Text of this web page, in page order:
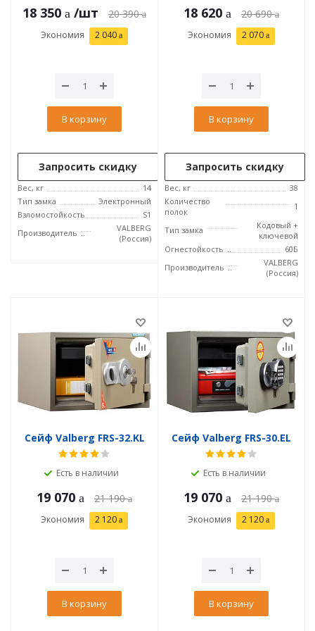
18 350 /шт 20 390
Экономия 2 040
В корзину
Запросить скидку
Вес, кг
14
Тип замка
Электронный
Взломостойкость
S1
Производитель
VALBERG
(Россия)
18 620 20 690
Экономия 2 070
В корзину
Запросить скидку
Вес, кг
38
Количество
полок
1
Тип замка
Кодовый +
ключевой
Огнестойкость
60Б
Производитель
VALBERG
(Россия)
Сейф Valberg FRS-32.KL
Есть в наличии
19 070 21 190
Экономия 2 120
В корзину
Сейф Valberg FRS-30.EL
Есть в наличии
19 070 21 190
Экономия 2 120
В корзину